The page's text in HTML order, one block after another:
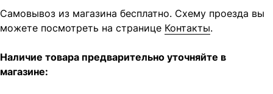
Самовывоз из магазина бесплатно. Схему проезда вы
можете посмотреть на странице Контакты.
Наличие товара предварительно уточняйте в
магазине:
информационный характер и ни при каких условиях не
является публичной офертой, определяемой
положениями Статьи 437 (2) ГК РФ.
Написать в MAX Написать в Telegram